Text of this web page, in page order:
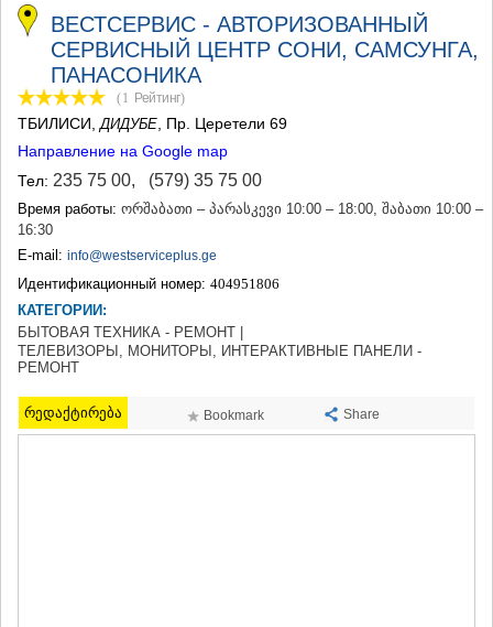
ЧОХАТАУРИ
УРЕКИ
ИМЕРЕТИЯ
БАГДАТИ
ВАНИ
ЗЕСТАФОНИ
ТЕРДЖОЛА
САМТРЕДИА
ТКИБУЛИ
КУТАИСИ
ЦКАЛТУБО
ЧИАТУРА
ХАРАГАУЛИ
ХОНИ
КАХЕТИЯ
АХМЕТА
ГУРДЖААНИ
ДЕДОПЛИСЦКАРО
ВЕСТСЕРВИС - АВТОРИЗОВАННЫЙ
СЕРВИСНЫЙ ЦЕНТР СОНИ, САМСУНГА,
ПАНАСОНИКА
(1 Рейтинг)
ТБИЛИСИ ДИДУБЕ , Пр. Церетели 69
Направление на Google map
Тел: 235 75 00, (579) 35 75 00
Время работы: ორშაბათი – პარასკევი 10:00 – 18:00, შაბათი 10:00 –
16:30
E-mail: info@westserviceplus.ge
Идентификационный номер: 404951806
КАТЕГОРИИ:
БЫТОВАЯ ТЕХНИКА - РЕМОНТ |
ТЕЛЕВИЗОРЫ, МОНИТОРЫ, ИНТЕРАКТИВНЫЕ ПАНЕЛИ -
РЕМОНТ
რედაქტირება Bookmark Share